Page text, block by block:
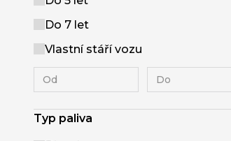
Do 7 let
Vlastní stáří vozu
Typ paliva